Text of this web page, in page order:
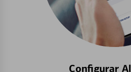
Configurar